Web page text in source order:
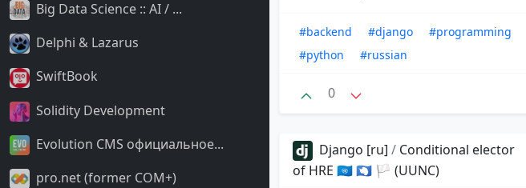
Big Data Science :: AI / ...
Delphi & Lazarus
SwiftBook
Solidity Development
Evolution CMS официальное...
pro.net (former COM+)
#backend #django
#programming
#python
#russian
0
Django [ru] / Conditional elector
of HRE 🇺🇳 🇦🇶 🏳 (UUNC)